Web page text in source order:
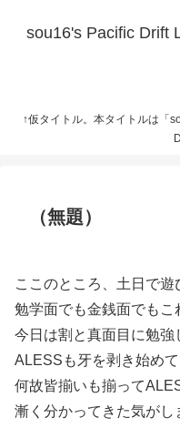
sou16's Pacific Drift
↑仮タイトル。本タイトルは「
（無題）
ここのところ、土日で
勉学面でも金銭面でも
今日は割と真面目に勉強
ALESSも牙を剥き始めて
何故皆揃いも揃って
漸く分かってきた気がし